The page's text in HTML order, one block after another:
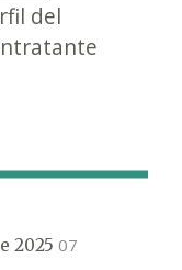
del
2025 07